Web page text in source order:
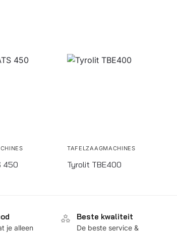
450
TAFELZAAGMACHINES
Tyrolit TBE400
je alleen
Beste kwaliteit
De beste service &